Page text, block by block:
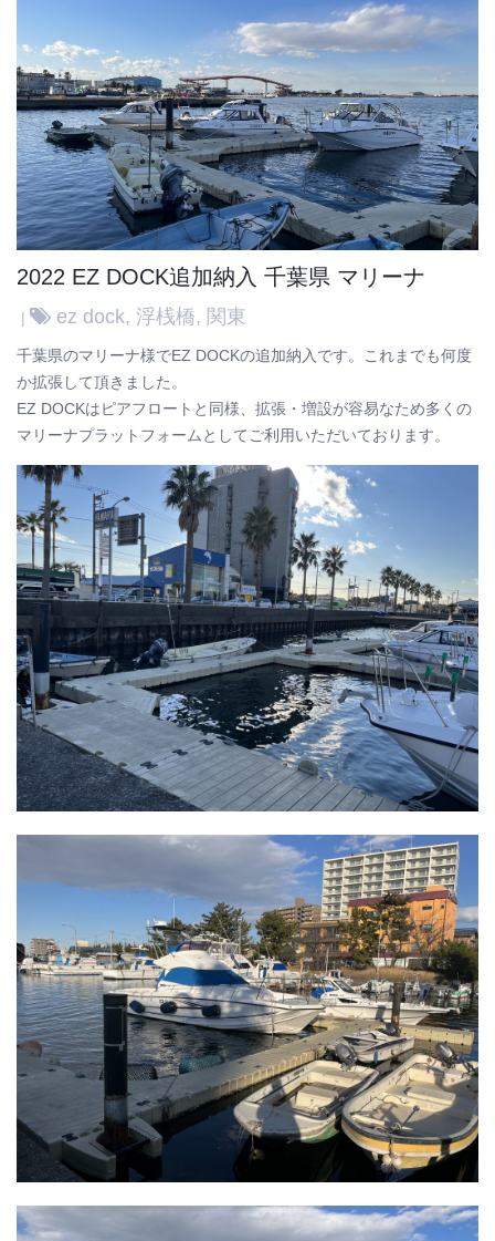
2022 EZ DOCK追加納入 千葉県 マリーナ
ez dock, 浮桟橋, 関東
千葉県のマリーナ様でEZ DOCKの追加納入です。これまでも何度
か拡張して頂きました。
EZ DOCKはピアフロートと同様、拡張・増設が容易なため多くの
マリーナプラットフォームとしてご利用いただいております。